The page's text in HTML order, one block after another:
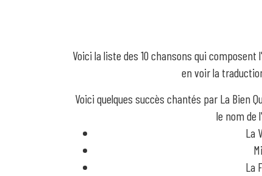
Voici la liste des 10 chansons qui
en voir la
Voici quelques succès chantés par La Bien
le nom de
La
La